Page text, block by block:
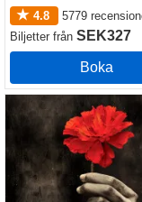
4.8
5779
Biljetter från SEK327
Boka